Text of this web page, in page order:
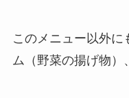
このメニュー以外
ム（野菜の揚げ物）